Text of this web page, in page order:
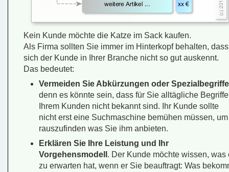
Kein Kunde möchte die Katze im Sack kaufen.
Als Firma sollten Sie immer im Hinterkopf behalten, dass
sich der Kunde in Ihrer Branche nicht so gut auskennt.
Das bedeutet:
Vermeiden Sie Abkürzungen oder Spezialbegriffe
denn es könnte sein, dass für Sie alltägliche Begriffe
Ihrem Kunden nicht bekannt sind. Ihr Kunde sollte
nicht erst eine Suchmaschine bemühen müssen, um
rauszufinden was Sie ihm anbieten.
Erklären Sie Ihre Leistung und Ihr
Vorgehensmodell . Der Kunde möchte wissen, was
zu erwarten hat, wenn er Sie beauftragt: Was